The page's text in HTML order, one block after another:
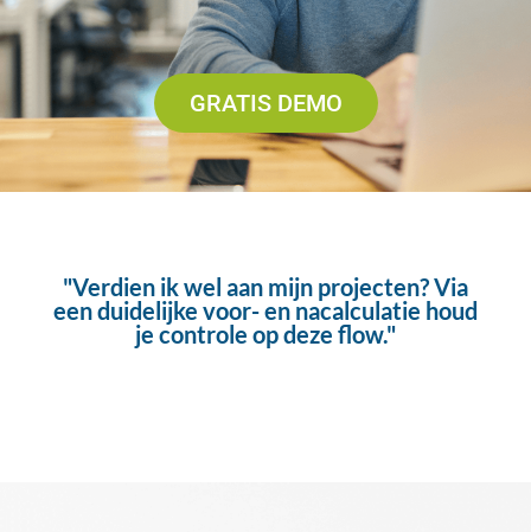
GRATIS DEMO
"Verdien ik wel aan mijn projecten? Via
een duidelijke voor- en nacalculatie houd
je controle op deze flow."